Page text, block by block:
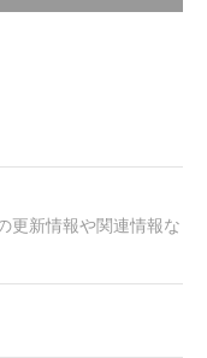
更新情報や関連情報な